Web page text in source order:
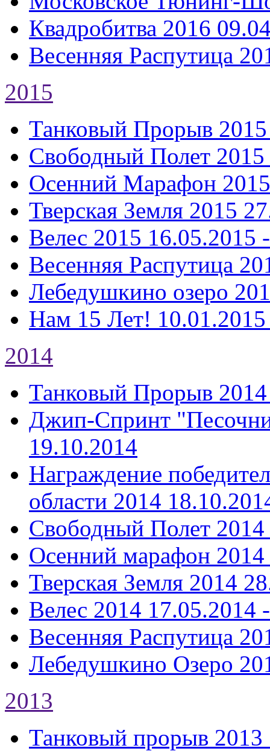
Квадробитва 2016
Весенняя Распутица
2015
Танковый Прорыв 2015
Свободный Полет 2015
Осенний Марафон 2015
Тверская Земля 2015
Велес 2015 16.05.2015
Весенняя Распутица
Лебедушкино озеро
Нам 15 Лет!
2014
Танковый Прорыв 2014
Джип-Спринт
19.10.2014
Награждение
области 2014
Свободный Полет 2014
Осенний марафон 2014
Тверская Земля 2014
Велес 2014 17.05.2014
Весенняя Распутица
Лебедушкино Озеро
2013
Танковый прорыв 2013